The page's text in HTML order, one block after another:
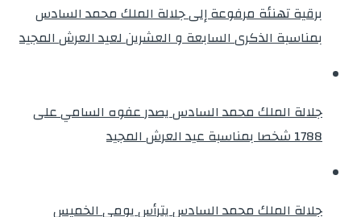
برقية تهنئة مرفوعة إلى جلالة الملك محمد السادس
بمناسبة الذكرى السابعة و العشرين لعيد العرش المجيد
جلالة الملك محمد السادس يصدر عفوه السامي على
1788 شخصا بمناسبة عيد العرش المجيد
جلالة الملك محمد السادس يترأس يومي الخميس